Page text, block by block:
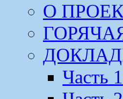
О
Часть 1